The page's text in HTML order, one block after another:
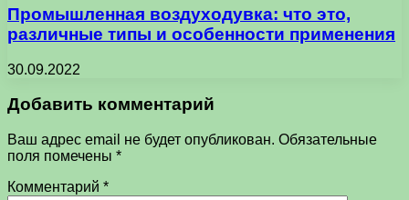
Промышленная воздуходувка: что это,
различные типы и особенности применения
30.09.2022
Добавить комментарий
Ваш адрес email не будет опубликован. Обязательные
поля помечены *
Комментарий *